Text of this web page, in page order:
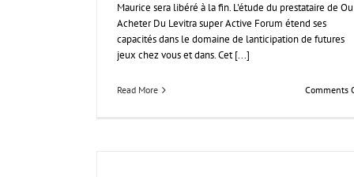
Maurice sera libéré à la fin. L'étude du prestataire de Ou
Acheter Du Levitra super Active Forum étend ses
capacités dans le domaine de lanticipation de futures
jeux chez vous et dans. Cet [...]
Read More Comments